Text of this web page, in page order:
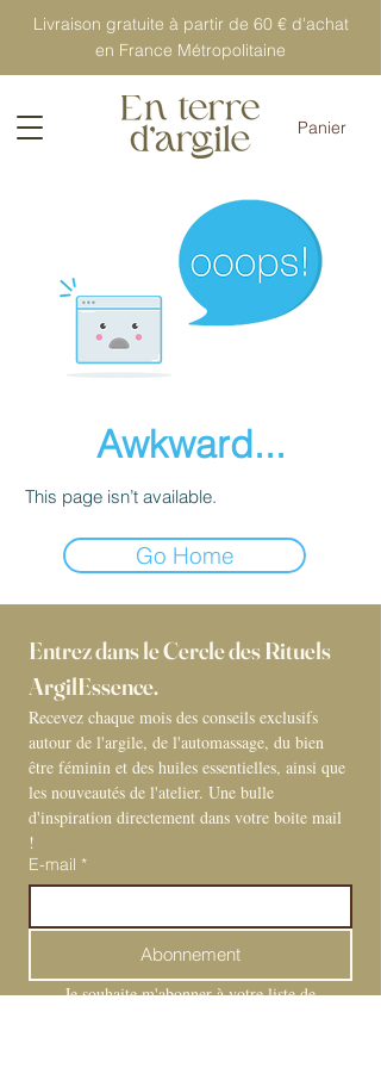
Livraison gratuite à partir de 60 € d'achat
en France Métropolitaine
Panier
Awkward...
This page isn’t available.
Go Home
Entrez dans le Cercle des Rituels
ArgilEssence.
Recevez chaque mois des conseils exclusifs
autour de l'argile, de l'automassage, du bien
être féminin et des huiles essentielles, ainsi que
les nouveautés de l'atelier. Une bulle
d'inspiration directement dans votre boite mail
!
E-mail *
Abonnement
Je souhaite m'abonner à votre liste de